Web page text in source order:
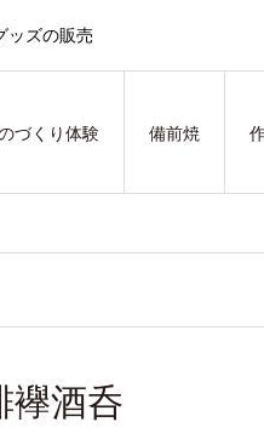
ッズの販売
づくり体験 備前焼
襷酒呑